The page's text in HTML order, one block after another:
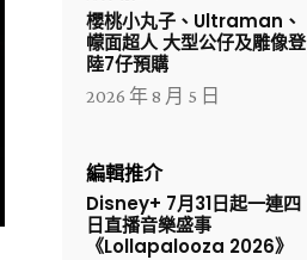
櫻桃小丸子、Ultraman、
幪面超人 大型公仔及雕像登
陸7仔預購
2026 年 8 月 5 日
編輯推介
Disney+ 7月31日起一連四
日直播音樂盛事
《Lollapalooza 2026》